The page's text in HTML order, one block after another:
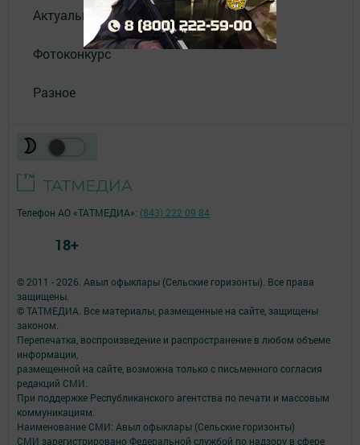
Актуальное видео
Фотоконкурс
Разное
© 2011 - 2026. Авыл офыклары (Сельские горизонты). Все права
защищены.
© ТАТМЕДИА. Все материалы, размещенные на сайте, защищены
законом.
Перепечатка, воспроизведение и распространение в любом объеме
информации,
размещенной на сайте, возможна только с письменного согласия
редакций СМИ.
При поддержке Республиканского агентства по печати и массовым
коммуникациям.
Наименование СМИ: Авыл офыклары (Сельские горизонты)
СМИ зарегистрировано Федеральной службой по надзору в сфере
Телефон АО «ТАТМЕДИА»: (843) 222 09 84
18+